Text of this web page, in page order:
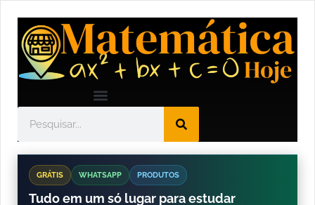
GRÁTIS WHATSAPP PRODUTOS
Tudo em um só lugar para estudar